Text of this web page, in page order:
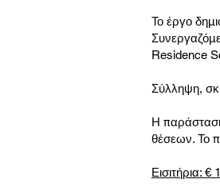
Το έργο
Residence
Σύλληψη,
Η παράσταση
θέσεων. Το
Εισιτήρια: €